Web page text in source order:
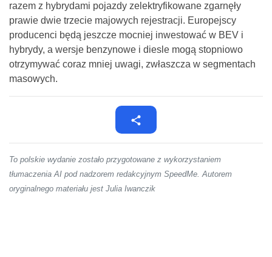
razem z hybrydami pojazdy zelektryfikowane zgarnęły
prawie dwie trzecie majowych rejestracji. Europejscy
producenci będą jeszcze mocniej inwestować w BEV i
hybrydy, a wersje benzynowe i diesle mogą stopniowo
otrzymywać coraz mniej uwagi, zwłaszcza w segmentach
masowych.
To polskie wydanie zostało przygotowane z wykorzystaniem
tłumaczenia AI pod nadzorem redakcyjnym SpeedMe. Autorem
oryginalnego materiału jest Julia Iwanczik